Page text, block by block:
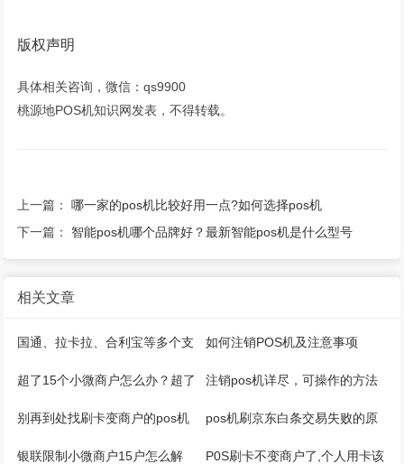
版权声明
具体相关咨询，微信：qs9900
桃源地POS机知识网发表，不得转载。
上一篇：哪一家的pos机比较好用一点?如何选择pos机
下一篇： 智能pos机哪个品牌好？最新智能pos机是什么型号
相关文章
国通、拉卡拉、合利宝等多个支
付公司推出微智能pos机
如何注销POS机及注意事项
超了15个小微商户怎么办？超了
5家收单机构怎么办？
注销pos机详尽，可操作的方法
来了
别再到处找刷卡变商户的pos机
器了
pos机刷京东白条交易失败的原
因是什么
银联限制小微商户15户怎么解
P0S刷卡不变商户了,个人用卡该